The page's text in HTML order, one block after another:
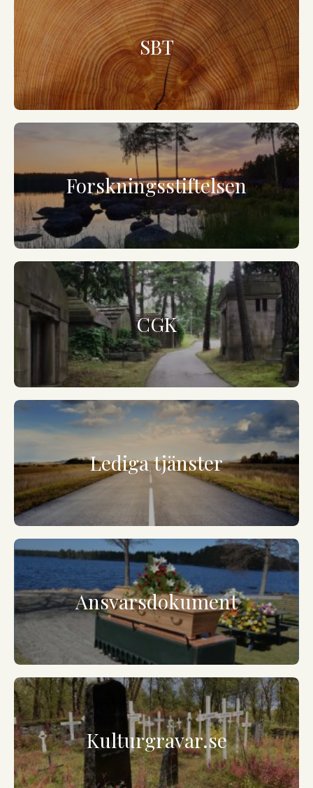
SBT
Forskningsstiftelsen
CGK
Lediga tjänster
Ansvarsdokument
Kulturgravar.se